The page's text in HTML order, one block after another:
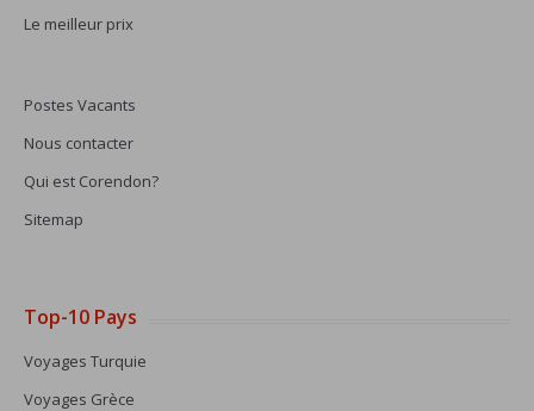
Le meilleur prix
Postes Vacants
Nous contacter
Qui est Corendon?
Sitemap
Top-10 Pays
Voyages Turquie
Voyages Grèce